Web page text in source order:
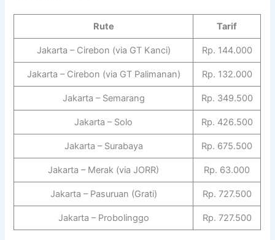
Rute Tarif
Jakarta – Cirebon (via GT Kanci) Rp. 144.000
Jakarta – Cirebon (via GT Palimanan) Rp. 132.000
Jakarta – Semarang Rp. 349.500
Jakarta – Solo Rp. 426.500
Jakarta – Surabaya Rp. 675.500
Jakarta – Merak (via JORR) Rp. 63.000
Jakarta – Pasuruan (Grati) Rp. 727.500
Jakarta – Probolinggo Rp. 727.500